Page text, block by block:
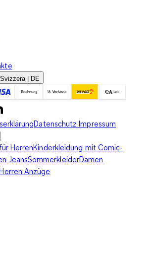
| DE
DatenschutzImpressum
HerrenKinderkleidung mit Comic-
JeansSommerkleiderDamen
Anzüge